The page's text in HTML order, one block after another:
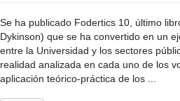
Se ha publicado Fodertics 10, último
Dykinson) que se ha convertido en un
entre la Universidad y los sectores
realidad analizada en cada uno de los
aplicación teórico-práctica de los ...